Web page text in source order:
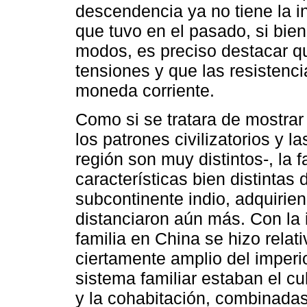
descendencia ya no tiene la
que tuvo en el pasado, si
modos, es preciso destacar
tensiones y que las
moneda corriente.
Como si se tratara de
los patrones civilizatorios y
región son muy distintos-, la
características bien distintas
subcontinente indio,
distanciaron aún más. Con
familia en China se hizo
ciertamente amplio del
sistema familiar estaban el
y la cohabitación,